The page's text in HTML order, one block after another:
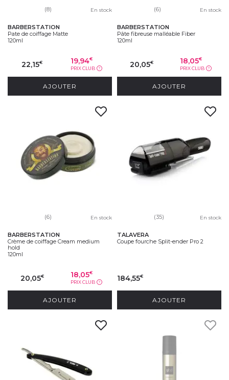
(8) En stock
BARBERSTATION
Pate de coiffage Matte
120ml
22,15€ 19,94€
PRIX CLUB ?
AJOUTER
(6) En stock
BARBERSTATION
Pâte fibreuse malléable Fiber
120ml
20,05€ 18,05€
PRIX CLUB ?
AJOUTER
(6) En stock
BARBERSTATION
Crème de coiffage Cream medium
hold
120ml
20,05€ 18,05€
PRIX CLUB ?
AJOUTER
(35) En stock
TALAVERA
Coupe fourche Split-ender Pro 2
184,55€
AJOUTER